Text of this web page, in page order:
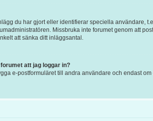
du har gjort eller identifierar speciella användare,
Missbruka inte forumet genom att
att sänka ditt inläggsantal.
att jag loggar in?
e-postformuläret till andra användare och endast